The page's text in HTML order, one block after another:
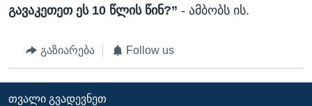
გავაკეთეთ ეს 10 წლის წინ?” - ამბობს ის.
გაზიარება Follow us
ᲗᲕᲐᲚᲘ ᲒᲕᲐᲓᲔᲕᲜᲔᲗ